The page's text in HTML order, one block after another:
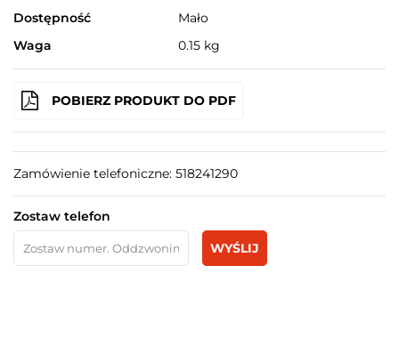
Dostępność
Mało
Waga
0.15 kg
POBIERZ PRODUKT DO PDF
Zamówienie telefoniczne: 518241290
Zostaw telefon
WYŚLIJ